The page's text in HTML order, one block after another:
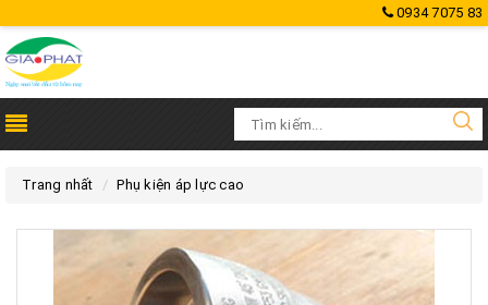
0934 7075 83
Trang nhất Phụ kiện áp lực cao